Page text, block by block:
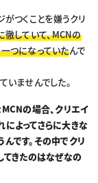
つくことを嫌うクリ
徹していて、MCNの
つになっていたんで
いませんでした。
の場合、クリエイ
よってさらに大きな
です。その中でクリ
きたのはなぜなの